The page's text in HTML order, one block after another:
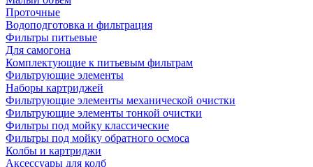
Проточные
Водоподготовка и фильтрация
Фильтры питьевые
Для самогона
Комплектующие к питьевым фильтрам
Фильтрующие элементы
Наборы картриджей
Фильтрующие элементы механической очистки
Фильтрующие элементы тонкой очистки
Фильтры под мойку классические
Фильтры под мойку обратного осмоса
Колбы и картриджи
Аксессуары для колб